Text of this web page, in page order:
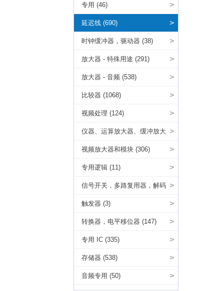
器 (309)
专用 (46) >
延迟线 (690) >
时钟缓冲器，驱动器 (38) >
放大器 - 特殊用途 (291) >
放大器 - 音频 (538) >
比较器 (1068) >
视频处理 (124) >
仪器、运算放大器、缓冲放大
器 (2210)
>
视频放大器和模块 (306) >
专用逻辑 (11) >
信号开关，多路复用器，解码
器 (38)
>
触发器 (3) >
转换器，电平移位器 (147) >
专用 IC (335) >
存储器 (538) >
音频专用 (50) >